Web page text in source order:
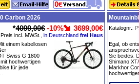
Carbon 2026
*4099,00€ -10% 3699,00€
Preis incl. MWSt., in Deutschland frei Haus
einem kabellosen
Swiss G 1800
hochwertigen
für jede
Katalognr.:
Egal, ob
Sie beides.
Shimano
Markhor